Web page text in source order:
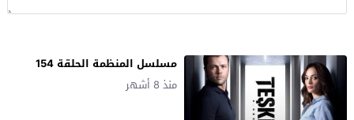
مسلسل المنظمة الحلقة 154
منذ 8 أشهر